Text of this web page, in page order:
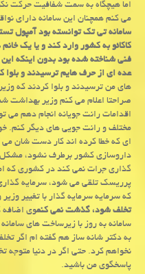
اما هیچگاه به سمت شفافیت حركت
می كنم همچنان این سامانه دارای
سامانه تی تك توانسته بود آمپول
فنی شناخته شده بود بدون اینكه این
عده ای از حرف هایم ترسیدند و بلوا
های من ترسیدند و بلوا كردند كه
صراحتا اعلام می كنم وزیر بهداشت
اقدامات رانت جویانه انجام دهم می
مختلف و رانت جویی های دیگر كنم.
ای كه خطا كرده اند كار دست شان می
داروسازی كشور برطرف نشود، مشكل
گذاری جرات نمی كند در كشوری كه
پرریسك تلقی می شود، سرمایه گذاری
كه سرمایه سرمایه گذار با تغییر وزیر
تخلف شود، گذشت نمی كنموی اضافه
سامانه به روز با زیرساخت های
به دكتر شانه ساز هم گفته ام اگر
نخواهم كرد. حتی اگر در دنیا متوجه
پاسخگوی من باشید.